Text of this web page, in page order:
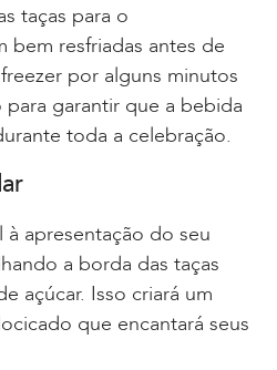
taças para o
bem resfriadas antes de
por alguns minutos
garantir que a bebida
toda a celebração.
apresentação do seu
a borda das taças
açúcar. Isso criará um
que encantará seus